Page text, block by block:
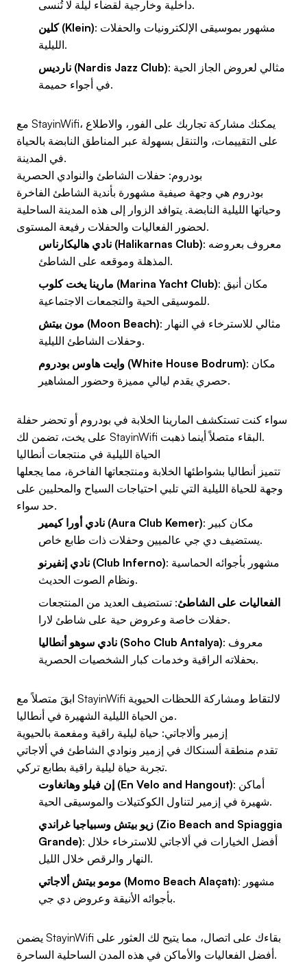
داخلية وخارجية لقضاء ليلة لا تُنسى.
كلين (Klein): مشهور بموسيقى الإلكترونيات والحفلات
الليلية.
نارديس (Nardis Jazz Club): مثالي لعروض الجاز الحية
في أجواء حميمة.
مع StayinWifi، يمكنك مشاركة تجاربك على الفور، والاطلاع
على التقييمات، والتنقل بسهولة عبر المناطق النابضة بالحياة
في المدينة.
بودروم: حفلات الشاطئ والنوادي الحصرية
بودروم هي وجهة صيفية مشهورة بأندية الشاطئ الفاخرة
وحياتها الليلية النابضة. يتوافد الزوار إلى هذه المدينة الساحلية
لحضور الفعاليات والحفلات رفيعة المستوى.
نادي هاليكارناس (Halikarnas Club): معروف بعروضه
المذهلة وموقعه على الشاطئ.
مارينا يخت كلوب (Marina Yacht Club): مكان أنيق
للموسيقى الحية والتجمعات الاجتماعية.
مون بيتش (Moon Beach): مثالي للاسترخاء في النهار
وحفلات الشاطئ الليلية.
وايت هاوس بودروم (White House Bodrum): مكان
حصري يقدم ليالي مميزة وحضور المشاهير.
سواء كنت تستكشف المارينا الخلابة في بودروم أو تحضر حفلة
على يخت، تضمن لك StayinWifi البقاء متصلاً أينما ذهبت.
الحياة الليلية في منتجعات أنطاليا
تتميز أنطاليا بشواطئها الخلابة ومنتجعاتها الفاخرة، مما يجعلها
وجهة للحياة الليلية التي تلبي احتياجات السياح والمحليين على
حد سواء.
نادي أورا كيمير (Aura Club Kemer): مكان كبير
يستضيف دي جي عالميين وحفلات ذات طابع خاص.
نادي إنفيرنو (Club Inferno): مشهور بأجوائه الحماسية
ونظام الصوت الحديث.
الفعاليات على الشاطئ: تستضيف العديد من المنتجعات
حفلات خاصة وعروض حية على شاطئ لارا.
نادي سوهو أنطاليا (Soho Club Antalya): معروف
بحفلاته الراقية وخدمات كبار الشخصيات الحصرية.
ابقَ متصلاً مع StayinWifi لالتقاط ومشاركة اللحظات الحيوية
من الحياة الليلية الشهيرة في أنطاليا.
إزمير وألاجاتي: حياة ليلية راقية ومفعمة بالحيوية
تقدم منطقة ألسنكاك في إزمير ونوادي الشاطئ في ألاجاتي
تجربة حياة ليلية راقية بطابع تركي.
إن فيلو وهانغاوت (En Velo and Hangout): أماكن
شهيرة في إزمير لتناول الكوكتيلات والموسيقى الحية.
زيو بيتش وسبياجيا غراندي (Zio Beach and Spiaggia
Grande): أفضل الخيارات في ألاجاتي للاسترخاء خلال
النهار والرقص خلال الليل.
مومو بيتش ألاجاتي (Momo Beach Alaçatı): مشهور
بأجوائه الأنيقة وعروض دي جي.
يضمن StayinWifi بقاءك على اتصال، مما يتيح لك العثور على
أفضل الفعاليات والأماكن في هذه المدن الساحلية الساحرة.